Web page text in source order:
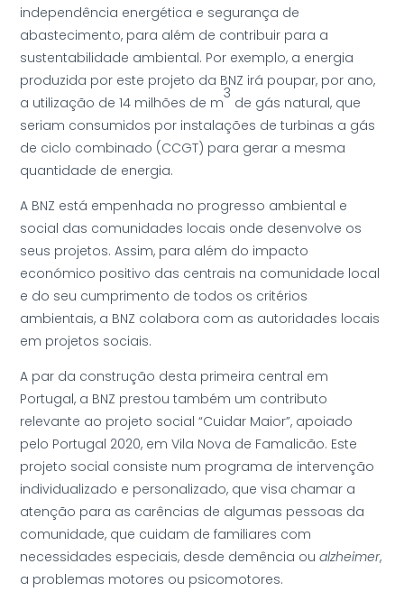
independência energética e segurança de
abastecimento, para além de contribuir para a
sustentabilidade ambiental. Por exemplo, a energia
produzida por este projeto da BNZ irá poupar, por ano,
a utilização de 14 milhões de m
3
de gás natural, que
seriam consumidos por instalações de turbinas a gás
de ciclo combinado (CCGT) para gerar a mesma
quantidade de energia.
A BNZ está empenhada no progresso ambiental e
social das comunidades locais onde desenvolve os
seus projetos. Assim, para além do impacto
económico positivo das centrais na comunidade local
e do seu cumprimento de todos os critérios
ambientais, a BNZ colabora com as autoridades locais
em projetos sociais.
A par da construção desta primeira central em
Portugal, a BNZ prestou também um contributo
relevante ao projeto social “Cuidar Maior”, apoiado
pelo Portugal 2020, em Vila Nova de Famalicão. Este
projeto social consiste num programa de intervenção
individualizado e personalizado, que visa chamar a
atenção para as carências de algumas pessoas da
comunidade, que cuidam de familiares com
necessidades especiais, desde demência oualzheimer,
a problemas motores ou psicomotores.